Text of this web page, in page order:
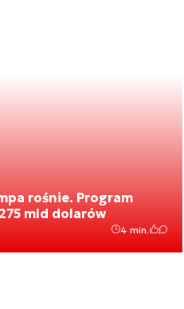
rośnie. Program
mld dolarów
4 min.